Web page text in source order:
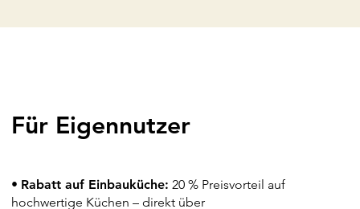
Für Eigennutzer
• Rabatt auf Einbauküche: 20 % Preisvorteil auf
hochwertige Küchen – direkt über